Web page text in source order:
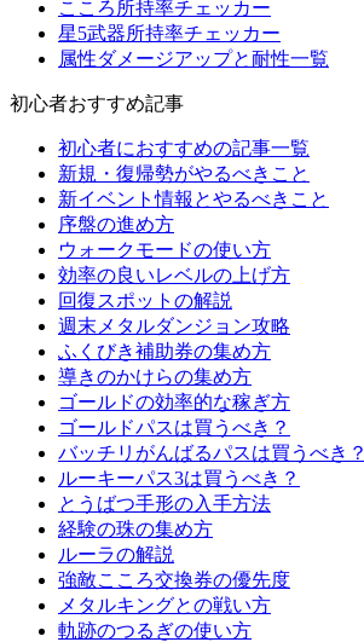
こころ所持率チェッカー
星5武器所持率チェッカー
属性ダメージアップと耐性一覧
初心者おすすめ記事
初心者におすすめの記事一覧
新規・復帰勢がやるべきこと
新イベント情報とやるべきこと
序盤の進め方
ウォークモードの使い方
効率の良いレベルの上げ方
回復スポットの解説
週末メタルダンジョン攻略
ふくびき補助券の集め方
導きのかけらの集め方
ゴールドの効率的な稼ぎ方
ゴールドパスは買うべき？
バッチリがんばるパスは買うべき？
ルーキーパス3は買うべき？
とうばつ手形の入手方法
経験の珠の集め方
ルーラの解説
強敵こころ交換券の優先度
メタルキングとの戦い方
軌跡のつるぎの使い方